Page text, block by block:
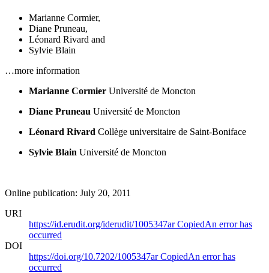
Marianne Cormier,
Diane Pruneau,
Léonard Rivard and
Sylvie Blain
…more information
Marianne Cormier Université de Moncton
Diane Pruneau Université de Moncton
Léonard Rivard Collège universitaire de Saint-Boniface
Sylvie Blain Université de Moncton
Online publication: July 20, 2011
URI
https://id.erudit.org/iderudit/1005347arCopiedAn error has
occurred
DOI
https://doi.org/10.7202/1005347arCopiedAn error has
occurred